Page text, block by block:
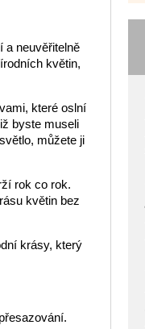
a neuvěřitelně
květin,
které oslní
byste museli
můžete ji
rok co rok.
květin bez
krásy, který